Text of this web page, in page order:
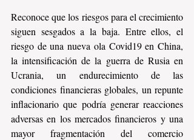
Reconoce que los riesgos para el crecimiento
siguen sesgados a la baja. Entre ellos, el
riesgo de una nueva ola Covid19 en China,
la intensificación de la guerra de Rusia en
Ucrania, un endurecimiento de las
condiciones financieras globales, un repunte
inflacionario que podría generar reacciones
adversas en los mercados financieros y una
mayor fragmentación del comercio